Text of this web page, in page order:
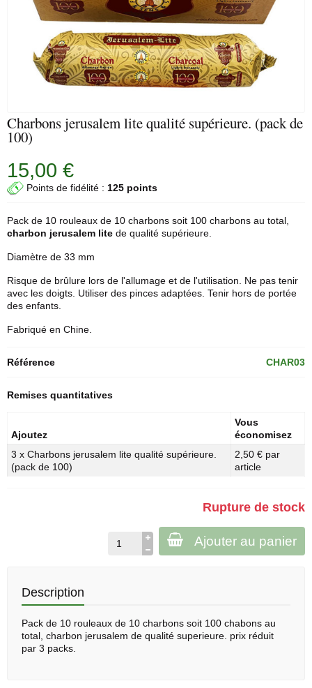
Charbons jerusalem lite qualité supérieure. (pack de
100)
15,00 €
Points de fidélité : 125 points
Pack de 10 rouleaux de 10 charbons soit 100 charbons au total,
charbon jerusalem lite de qualité supérieure.
Diamètre de 33 mm
Risque de brûlure lors de l'allumage et de l'utilisation. Ne pas tenir
avec les doigts. Utiliser des pinces adaptées. Tenir hors de portée
des enfants.
Fabriqué en Chine.
Référence CHAR03
Remises quantitatives
Ajoutez
Vous
économisez
3 x Charbons jerusalem lite qualité supérieure.
(pack de 100)
2,50 € par
article
Rupture de stock
Ajouter au panier
Description
Pack de 10 rouleaux de 10 charbons soit 100 chabons au
total, charbon jerusalem de qualité superieure. prix réduit
par 3 packs.